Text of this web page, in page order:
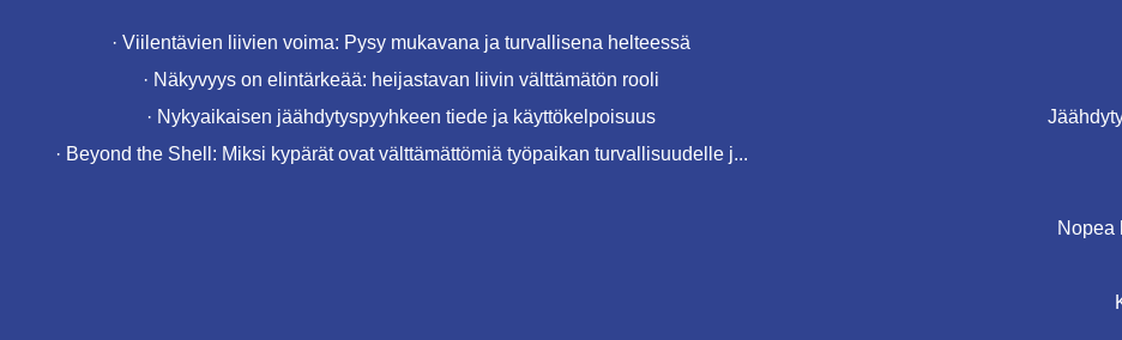
· Viilentävien liivien voima: Pysy mukavana ja turvallisena helteessä
· Näkyvyys on elintärkeää: heijastavan liivin välttämätön rooli
· Nykyaikaisen jäähdytyspyyhkeen tiede ja käyttökelpoisuus
· Beyond the Shell: Miksi kypärät ovat välttämättömiä työpaikan turvallisuudelle j...
Nopea